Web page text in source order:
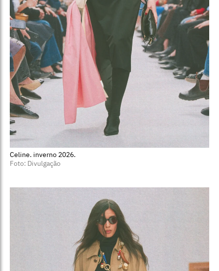
Celine. inverno 2026.
Foto: Divulgação